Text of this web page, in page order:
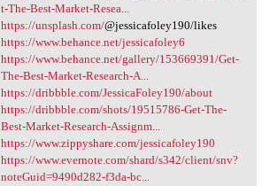
t-The-Best-Market-Resea...
https://unsplash.com/@jessicafoley190/likes
https://www.behance.net/jessicafoley6
https://www.behance.net/gallery/153669391/Get-
The-Best-Market-Research-A...
https://dribbble.com/JessicaFoley190/about
https://dribbble.com/shots/19515786-Get-The-
Best-Market-Research-Assignm...
https://www.zippyshare.com/jessicafoley190
https://www.evernote.com/shard/s342/client/snv?
noteGuid=9490d282-f3da-bc...